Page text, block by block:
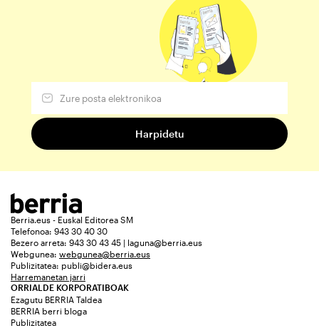
Berria.eus - Euskal Editorea SM
Telefonoa: 943 30 40 30
Bezero arreta: 943 30 43 45 | laguna@berria.eus
Webgunea: webgunea@berria.eus
Publizitatea: publi@bidera.eus
Harremanetan jarri
ORRIALDE KORPORATIBOAK
Ezagutu BERRIA Taldea
BERRIA berri bloga
Publizitatea